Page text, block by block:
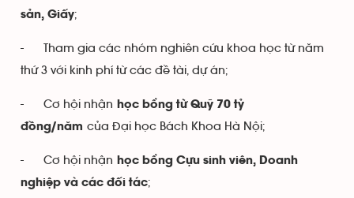
sản, Giấy;
- Tham gia các nhóm nghiên cứu khoa học từ năm
thứ 3 với kinh phí từ các đề tài, dự án;
- Cơ hội nhận
học bổng từ Quỹ 70 tỷ
đồng/năm của Đại học Bách Khoa Hà Nội;
- Cơ hội nhận
học bổng Cựu sinh viên, Doanh
nghiệp và các đối tác;